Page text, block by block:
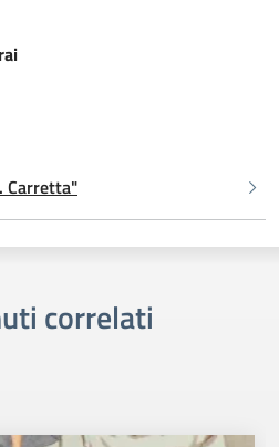
Carretta"
correlati